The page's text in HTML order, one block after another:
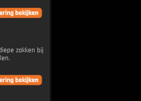
zakken bij